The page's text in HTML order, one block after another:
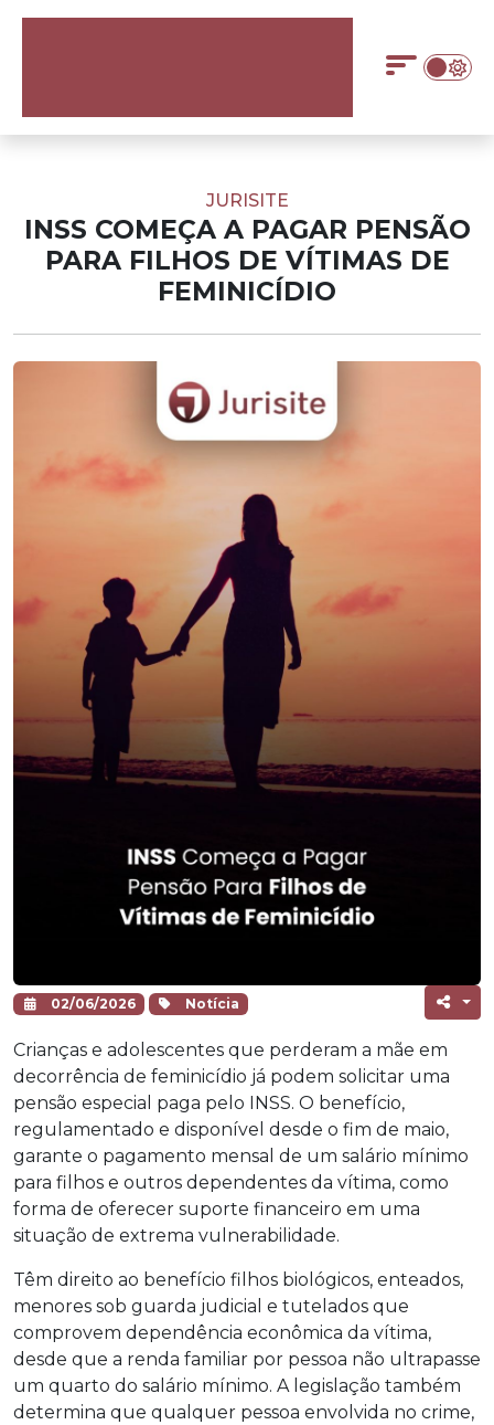
JURISITE
INSS COMEÇA A PAGAR PENSÃO
PARA FILHOS DE VÍTIMAS DE
FEMINICÍDIO
02/06/2026 Notícia
Crianças e adolescentes que perderam a mãe em
decorrência de feminicídio já podem solicitar uma
pensão especial paga pelo INSS. O benefício,
regulamentado e disponível desde o fim de maio,
garante o pagamento mensal de um salário mínimo
para filhos e outros dependentes da vítima, como
forma de oferecer suporte financeiro em uma
situação de extrema vulnerabilidade.
Têm direito ao benefício filhos biológicos, enteados,
menores sob guarda judicial e tutelados que
comprovem dependência econômica da vítima,
desde que a renda familiar por pessoa não ultrapasse
um quarto do salário mínimo. A legislação também
determina que qualquer pessoa envolvida no crime,